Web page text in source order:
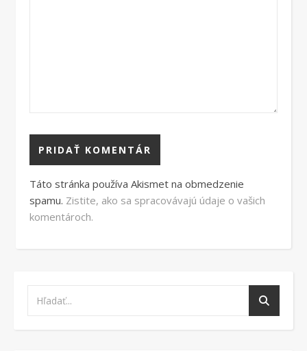
Táto stránka používa Akismet na obmedzenie
spamu. Zistite, ako sa spracovávajú údaje o vašich
komentároch.